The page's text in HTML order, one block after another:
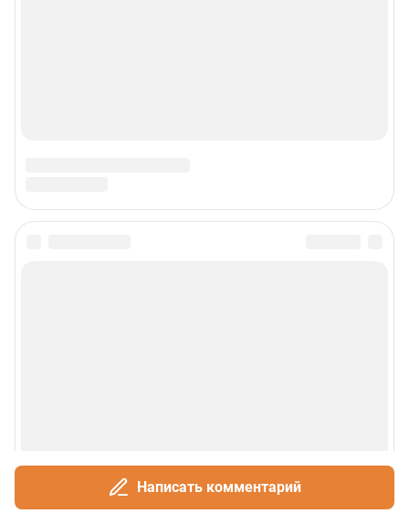
Написать комментарий